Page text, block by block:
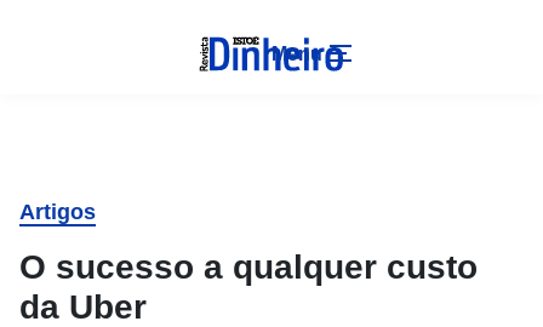
Menu
Artigos
O sucesso a qualquer custo
da Uber